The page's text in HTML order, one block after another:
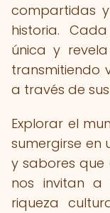
compartidas
historia.
única y
transmitiendo
a través de
Explorar el
sumergirse en
y sabores que
nos invitan
riqueza